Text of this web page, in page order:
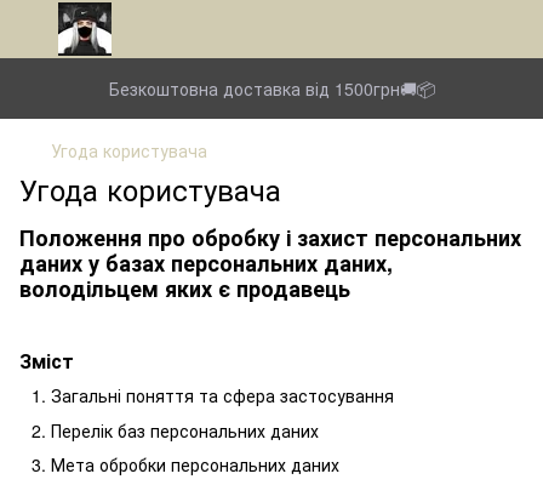
Безкоштовна доставка від 1500грн🚚📦
Угода користувача
Угода користувача
Положення про обробку і захист персональних
даних у базах персональних даних,
володільцем яких є продавець
Зміст
Загальні поняття та сфера застосування
Перелік баз персональних даних
Мета обробки персональних даних